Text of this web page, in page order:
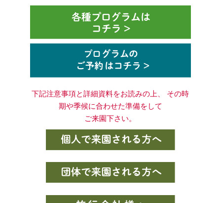
下記注意事項と詳細資料をお読みの上、 その時
期や季候に合わせた準備をして
ご来園下さい。